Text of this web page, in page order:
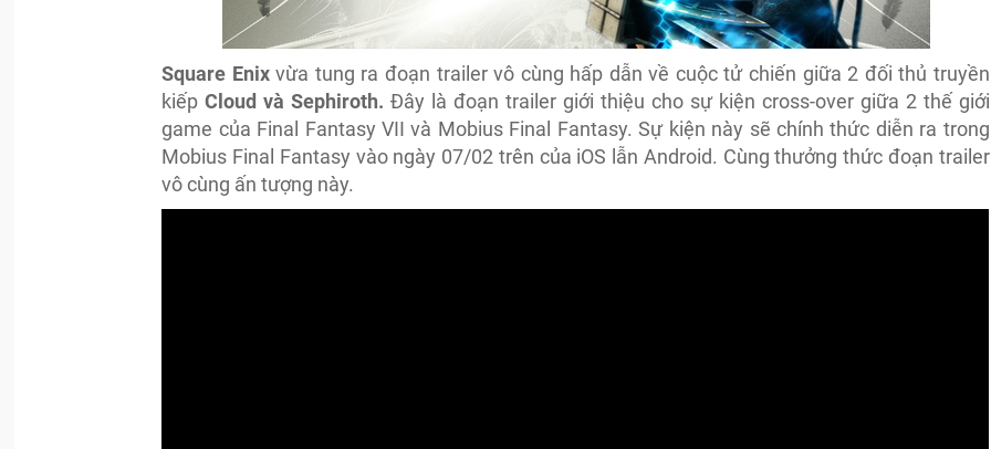
Square Enixvừa tung ra đoạn trailer vô cùng hấp dẫn về cuộc tử chiến giữa 2 đối thủ truyền
kiếpCloud và Sephiroth.Đây là đoạn trailer giới thiệu cho sự kiện cross-over giữa 2 thế giới
game của Final Fantasy VII và Mobius Final Fantasy. Sự kiện này sẽ chính thức diễn ra trong
Mobius Final Fantasy vào ngày 07/02 trên của iOS lẫn Android. Cùng thưởng thức đoạn trailer
vô cùng ấn tượng này.